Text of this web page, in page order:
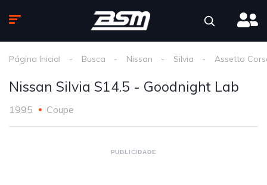
Página Inicial Busca Nissan Silvia Assetto
Nissan Silvia S14.5 - Goodnight Lab
1995 Coupe
PUBLICIDADE